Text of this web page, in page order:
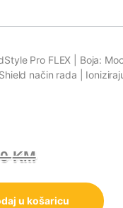
Pro FLEX | Boja:
način rada |
KM
Pro FLEX Mocha/
u košaricu